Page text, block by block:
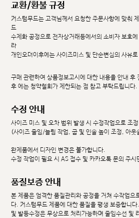
교환/환불 규정
커스텀무드는 고객님께서 요청한 주문사항에 맞춰
드
수제화 공정으로 전자상거래등에서의 소비자 보호
라
개인오더이후에는 사이즈미스 및 단순변심의 사유
구매 관련하여 상품정보고시에 대한 내용을 안내 후
후 에는 청약철회가 제한되는 점 참고 부탁드립니다.
수정 안내
사이즈 미스 및 오차 범위 발생 시 수정작업으로 조
(사이즈 줄임/늘림 작업, 굽 및 인솔 높이 조정, 아웃
완제품에서 디자인 변경은 불가합니다.
수정 작업이 필요 시 AS 접수 및 카카오톡 문의 주시
품질보증 안내
본 제품은 엄격한 품질관리와 공정을 거쳐 수작업으
다. 커스텀무드 제품에 대한 품질을 평생 보증합니
및 발등수정은 무상으로 처리가능하며 줄임수선 및